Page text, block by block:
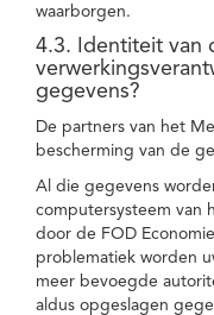
waarborgen.
4.3. Identiteit van
gegevens?
De partners van het
bescherming van de
Al die gegevens
computersysteem van
door de FOD
problematiek worden
meer bevoegde
aldus opgeslagen